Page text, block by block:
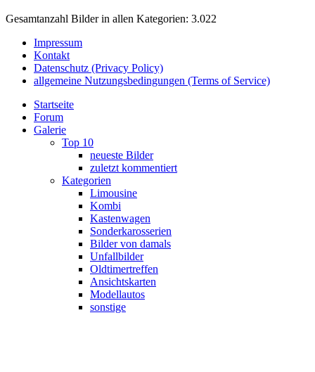
Gesamtanzahl Bilder in allen Kategorien: 3.022
Impressum
Kontakt
Datenschutz (Privacy Policy)
allgemeine Nutzungsbedingungen (Terms of Service)
Startseite
Forum
Galerie
Top 10
neueste Bilder
zuletzt kommentiert
Kategorien
Limousine
Kombi
Kastenwagen
Sonderkarosserien
Bilder von damals
Unfallbilder
Oldtimertreffen
Ansichtskarten
Modellautos
sonstige